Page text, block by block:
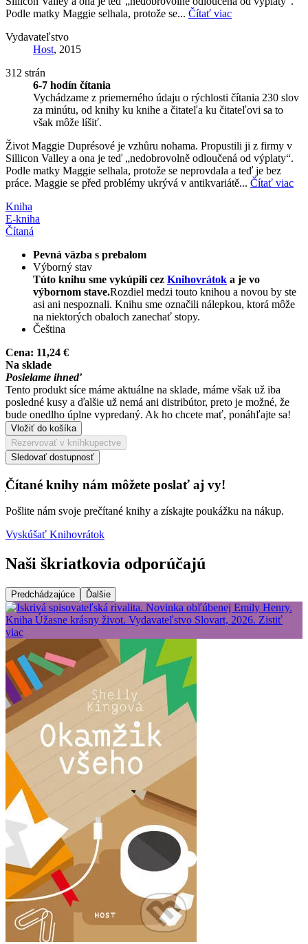
Podle matky Maggie selhala, protože se... Čítať viac
Vydavateľstvo
Host, 2015
312 strán
6-7 hodín čítania
Vychádzame z priemerného údaju o rýchlosti čítania 230 slov
za minútu, od knihy ku knihe a čitateľa ku čitateľovi sa to
však môže líšiť.
Život Maggie Duprésové je vzhůru nohama. Propustili ji z firmy v
Sillicon Valley a ona je teď „nedobrovolně odloučená od výplaty“.
Podle matky Maggie selhala, protože se neprovdala a teď je bez
práce. Maggie se před problémy ukrývá v antikvariátě... Čítať viac
Kniha
E-kniha
Čítaná
Pevná väzba s prebalom
Výborný stav
Túto knihu sme vykúpili cez Knihovrátok a je vo
výbornom stave.Rozdiel medzi touto knihou a novou by ste
asi ani nespoznali. Knihu sme označili nálepkou, ktorá môže
na niektorých obaloch zanechať stopy.
Čeština
Cena: 11,24 €
Na sklade
Posielame ihneď
Tento produkt síce máme aktuálne na sklade, máme však už iba
posledné kusy a ďalšie už nemá ani distribútor, preto je možné, že
bude onedlho úplne vypredaný. Ak ho chcete mať, ponáhľajte sa!
Vložiť do košíka
Rezervovať v kníhkupectve
Sledovať dostupnosť
Čítané knihy nám môžete poslať aj vy!
Pošlite nám svoje prečítané knihy a získajte poukážku na nákup.
Vyskúšať Knihovrátok
Naši škriatkovia odporúčajú
Predchádzajúce Ďalšie